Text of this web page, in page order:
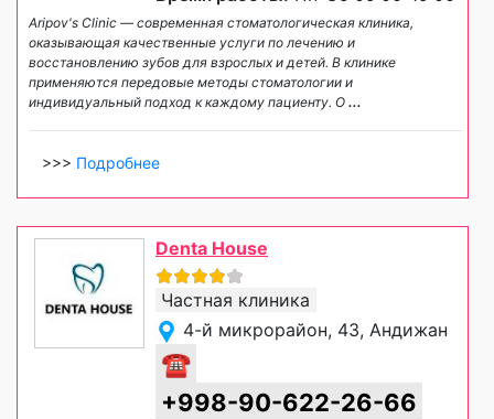
Aripov's Clinic — современная стоматологическая клиника,
оказывающая качественные услуги по лечению и
восстановлению зубов для взрослых и детей. В клинике
применяются передовые методы стоматологии и
индивидуальный подход к каждому пациенту. О ...
>>> Подробнее
Denta House
Частная клиника
4-й микрорайон, 43, Андижан
☎
+998-90-622-26-66